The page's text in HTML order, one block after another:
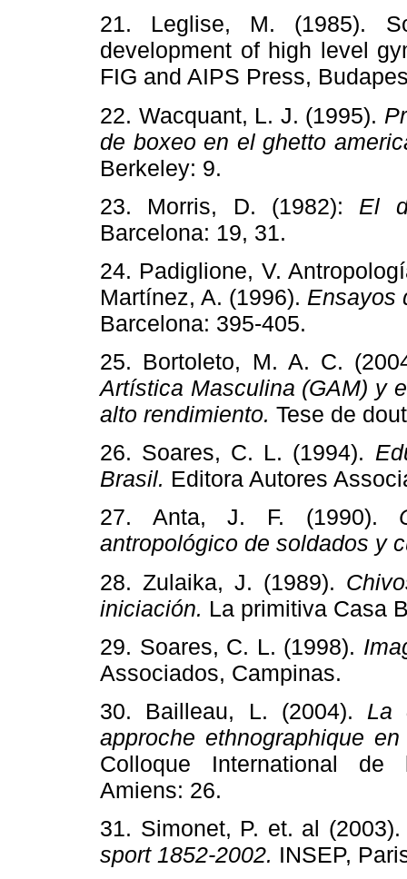
21. Leglise, M. (1985).
development of high level
FIG and AIPS Press,
22. Wacquant, L. J. (1995).
de boxeo en el ghetto
Berkeley: 9.
23. Morris, D. (1982): El
Barcelona: 19, 31.
24. Padiglione, V.
Martínez, A. (1996). Ensayos
Barcelona: 395-405.
25. Bortoleto, M. A. C.
Artística Masculina (GAM) y
alto rendimiento. Tese de
26. Soares, C. L. (1994).
Brasil. Editora Autores
27. Anta, J. F. (1990).
antropológico de soldados y
28. Zulaika, J. (1989).
iniciación. La primitiva Casa
29. Soares, C. L. (1998).
Associados, Campinas.
30. Bailleau, L. (2004). La
approche ethnographique
Colloque International de
Amiens: 26.
31. Simonet, P. et. al
sport 1852-2002. INSEP,